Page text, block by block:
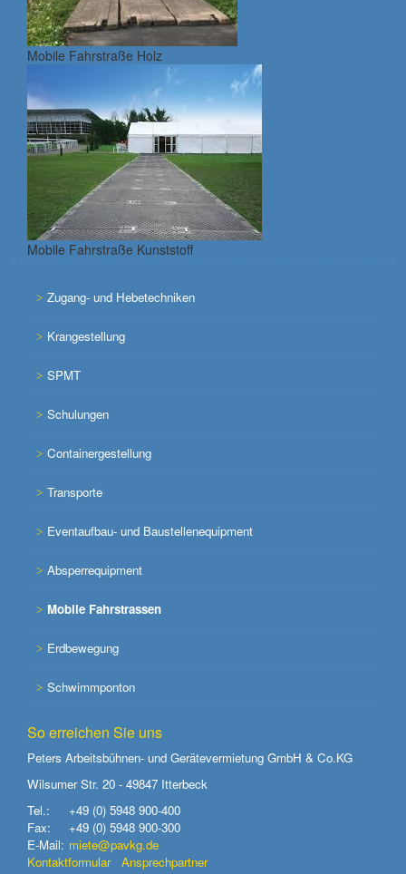
Mobile Fahrstraße Holz
Mobile Fahrstraße Kunststoff
Zugang- und Hebetechniken
Krangestellung
SPMT
Schulungen
Containergestellung
Transporte
Eventaufbau- und Baustellenequipment
Absperrequipment
Mobile Fahrstrassen
Erdbewegung
Schwimmponton
So erreichen Sie uns
Peters Arbeitsbühnen- und Gerätevermietung GmbH & Co.KG
Wilsumer Str. 20 - 49847 Itterbeck
Tel.:
+49 (0) 5948 900-400
Fax:
+49 (0) 5948 900-300
E-Mail: miete@pavkg.de
Kontaktformular
Ansprechpartner